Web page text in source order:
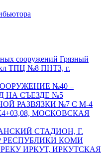
сооружений Грязный
ТПЦ №8 ПНТЗ, г.
№40 –
НА СЪЕЗДЕ №5
РАЗВЯЗКИ №7 С М-4
МОСКОВСКАЯ
СТАДИОН, Г.
КОМИ
ИРКУТ, ИРКУТСКАЯ